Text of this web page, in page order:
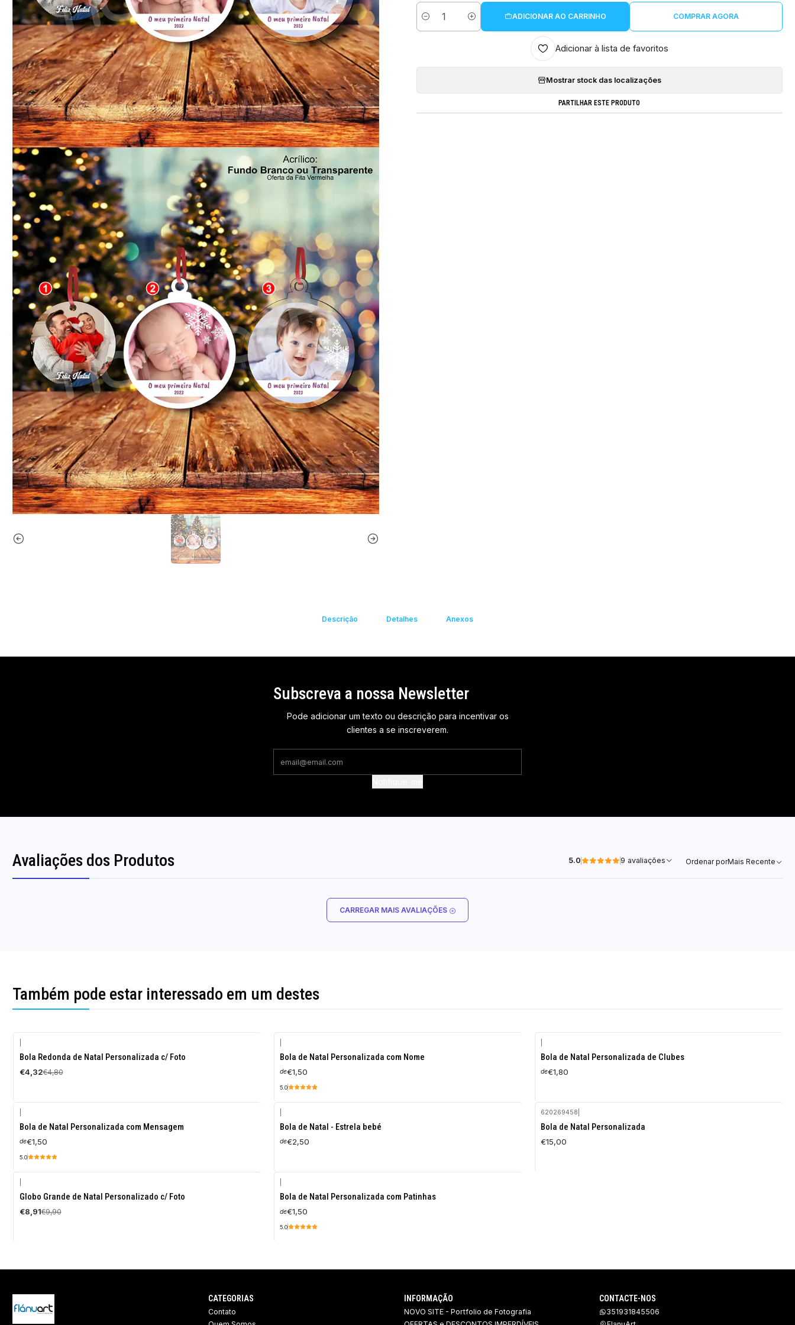
Quantidade
ADICIONAR AO CARRINHO COMPRAR AGORA
Adicionar à lista de favoritos
Mostrar stock das localizações
PARTILHAR ESTE PRODUTO
Descrição Detalhes Anexos
Subscreva a nossa Newsletter
Pode adicionar um texto ou descrição para incentivar os
clientes a se inscreverem.
Avaliações dos Produtos 5.0 9 avaliações Ordenar porMais Recente
CARREGAR MAIS AVALIAÇÕES
Também pode estar interessado em um destes
-10%
DESCONTO
Bola Redonda de Natal Personalizada c/ Foto
€4,32€4,80
Bola de Natal Personalizada com Nome
de€1,50
5.0
Bola de Natal Personalizada de Clubes
de€1,80
Bola de Natal Personalizada com Mensagem
de€1,50
5.0
Bola de Natal - Estrela bebé
de€2,50
620269458
Bola de Natal Personalizada
€15,00
-10%
DESCONTO
Globo Grande de Natal Personalizado c/ Foto
€8,91€9,90
Bola de Natal Personalizada com Patinhas
de€1,50
5.0
CATEGORIAS
Contato
INFORMAÇÃO
NOVO SITE - Portfolio de Fotografia
CONTACTE-NOS
351931845506